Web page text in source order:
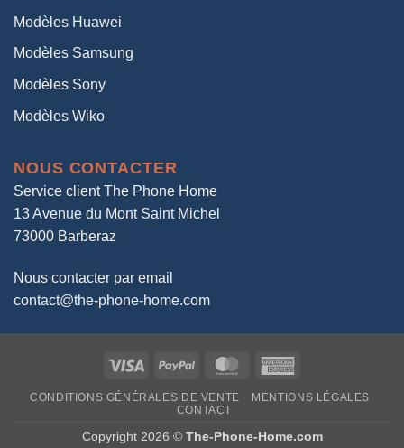
Modèles Huawei
Modèles Samsung
Modèles Sony
Modèles Wiko
NOUS CONTACTER
Service client The Phone Home
13 Avenue du Mont Saint Michel
73000 Barberaz
Nous contacter par email
contact@the-phone-home.com
Visa PayPal MasterCard
CONDITIONS GÉNÉRALES DE VENTE
MENTIONS LÉGALES
CONTACT
Copyright 2026 © The-Phone-Home.com